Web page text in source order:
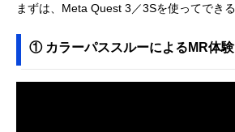
まずは、Meta Quest 3／3Sを使ってでき
① カラーパススルーによるMR体験